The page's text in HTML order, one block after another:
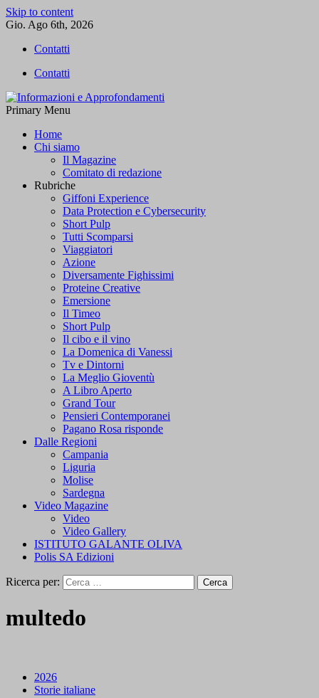
Skip to content
Gio. Ago 6th, 2026
Contatti
Contatti
Primary Menu
Home
Chi siamo
Il Magazine
Comitato di redazione
Rubriche
Giffoni Experience
Data Protection e Cybersecurity
Short Pulp
Tutti Scomparsi
Viaggiatori
Azione
Diversamente Fighissimi
Proteine Creative
Emersione
Il Timeo
Short Pulp
Il cibo e il vino
La Domenica di Vanessi
Tv e Dintorni
La Meglio Gioventù
A Libro Aperto
Grand Tour
Pensieri Contemporanei
Pagano Rosa risponde
Dalle Regioni
Campania
Liguria
Molise
Sardegna
Video Magazine
Video
Video Gallery
ISTITUTO GALANTE OLIVA
Polis SA Edizioni
Ricerca per:
multedo
2026
Storie italiane